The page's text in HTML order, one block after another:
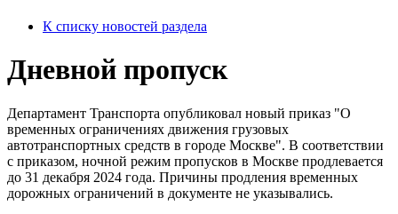
К списку новостей раздела
Дневной пропуск
Департамент Транспорта опубликовал новый приказ "О
временных ограничениях движения грузовых
автотранспортных средств в городе Москве". В соответствии
с приказом, ночной режим пропусков в Москве продлевается
до 31 декабря 2024 года. Причины продления временных
дорожных ограничений в документе не указывались.